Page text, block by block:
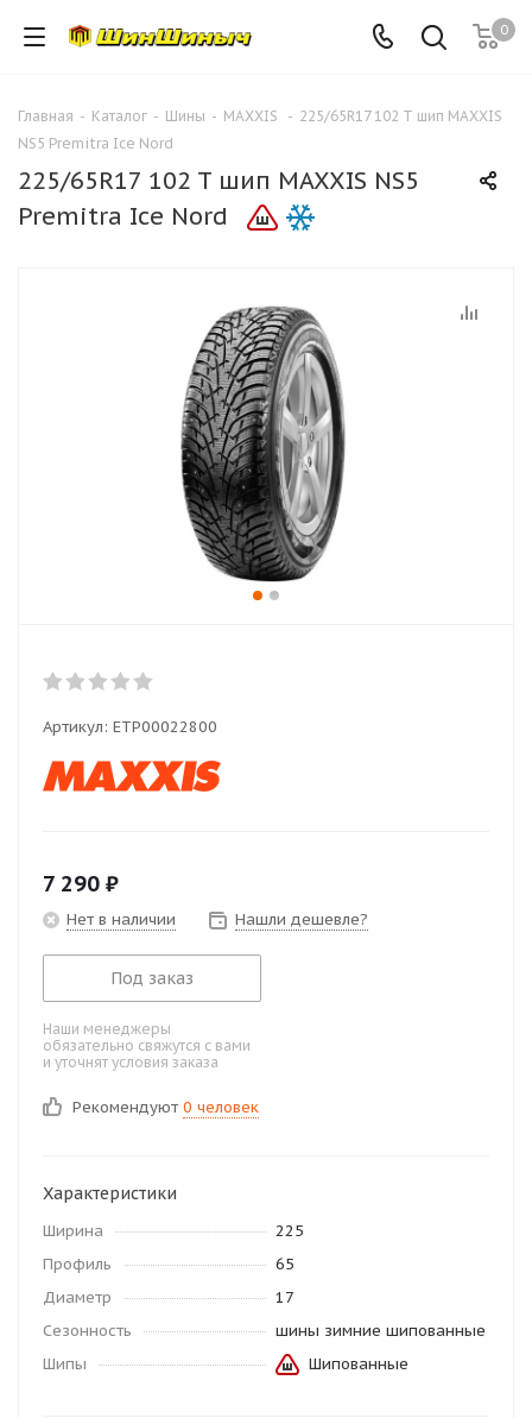
0
Главная - Каталог - Шины - MAXXIS - 225/65R17 102 T шип MAXXIS
NS5 Premitra Ice Nord
225/65R17 102 T шип MAXXIS NS5
Premitra Ice Nord
Артикул: ETP00022800
7 290 ₽
Нет в наличии Нашли дешевле?
Под заказ
Наши менеджеры
обязательно свяжутся с вами
и уточнят условия заказа
Рекомендуют 0 человек
Характеристики
Ширина
225
Профиль
65
Диаметр
17
Сезонность
шины зимние шипованные
Шипы
Шипованные